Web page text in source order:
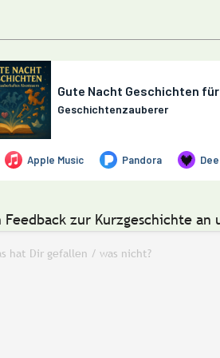
Feedback zur Kurzgeschichte an